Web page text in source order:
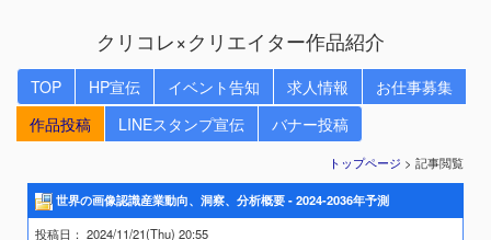
クリコレ×クリエイター作品紹介
TOP HP宣伝 イベント告知 求人情報
お仕事募集
作品投稿
LINEスタンプ宣伝 バナー投稿
トップページ > 記事閲覧
世界の画像認識産業動向、洞察、分析概要 - 2024-2036年予測
投稿日 ： 2024/11/21(Thu) 20:55